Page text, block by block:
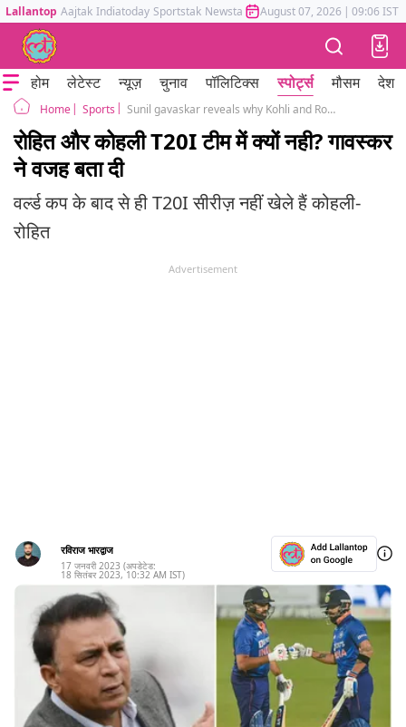
Lallantop Aajtak Indiatoday Sportstak Newstak Mumbai Tak Astrotak
August 07, 2026 | 09:06 IST
होम लेटेस्ट न्यूज़ चुनाव पॉलिटिक्स स्पोर्ट्स मौसम देश
Home Sports Sunil gavaskar reveals why Kohli and Rohit is not a part of T20I team
रोहित और कोहली T20I टीम में क्यों नही? गावस्कर
ने वजह बता दी
वर्ल्ड कप के बाद से ही T20I सीरीज़ नहीं खेले हैं कोहली-
रोहित
Advertisement
रविराज भारद्वाज
17 जनवरी 2023 (अपडेटेड:
18 सितंबर 2023, 10:32 AM IST)